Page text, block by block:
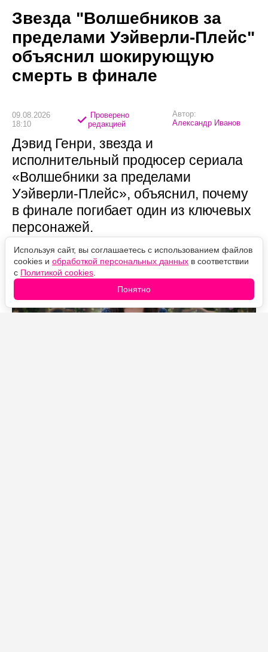
Звезда "Волшебников за
пределами Уэйверли-Плейс"
объяснил шокирующую
смерть в финале
09.08.2026
18:10
Проверено
редакцией
Автор:
Александр Иванов
Дэвид Генри, звезда и
исполнительный продюсер сериала
«Волшебники за пределами
Уэйверли-Плейс», объяснил, почему
в финале погибает один из ключевых
персонажей.
Используя сайт, вы соглашаетесь с использованием файлов
cookies и обработкой персональных данных в соответствии
с Политикой cookies
Понятно